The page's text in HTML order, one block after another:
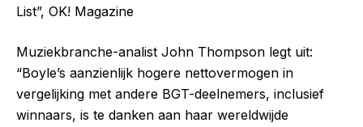
List”, OK! Magazine
Muziekbranche-analist John Thompson legt uit:
“Boyle’s aanzienlijk hogere nettovermogen in
vergelijking met andere BGT-deelnemers, inclusief
winnaars, is te danken aan haar wereldwijde